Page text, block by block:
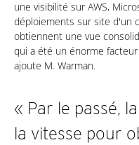
une visibilité sur AWS,
déploiements sur site d'un
obtiennent une vue
qui a été un énorme
ajoute M. Warman.
« Par le passé,
la vitesse pour